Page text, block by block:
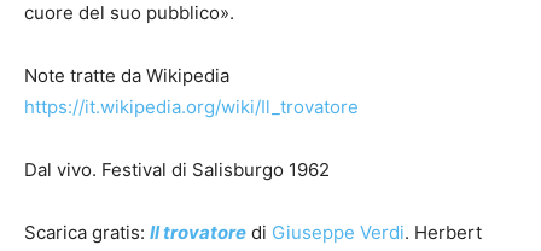
cuore del suo pubblico».
Note tratte da Wikipedia
https://it.wikipedia.org/wiki/Il_trovatore
Dal vivo. Festival di Salisburgo 1962
Scarica gratis: Il trovatore di Giuseppe Verdi. Herbert